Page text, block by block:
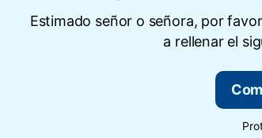
Estimado señor o señora, por
a rellenar el